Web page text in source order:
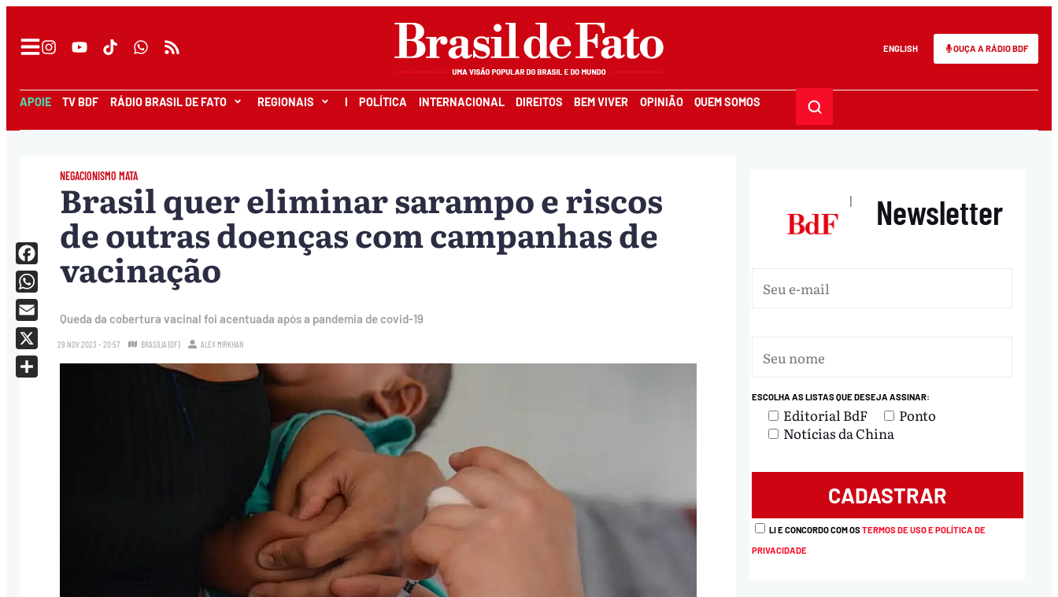
ENGLISH OUÇA A RÁDIO BDF
APOIE TV BDF RÁDIO BRASIL DE FATO REGIONAIS I POLÍTICA INTERNACIONAL DIREITOS BEM VIVER OPINIÃO QUEM SOMOS
NEGACIONISMO MATA
Brasil quer eliminar sarampo e riscos
de outras doenças com campanhas de
vacinação
Queda da cobertura vacinal foi acentuada após a pandemia de covid-19
29.NOV.2023 - 20:57 BRASÍLIA (DF) ALEX MIRKHAN
Facebook
WhatsApp
Email
X
| Newsletter
ESCOLHA AS LISTAS QUE DESEJA ASSINAR:
Editorial BdF
Ponto
Notícias da China
LI E CONCORDO COM OSTERMOS DE USO E POLÍTICA DE
PRIVACIDADE